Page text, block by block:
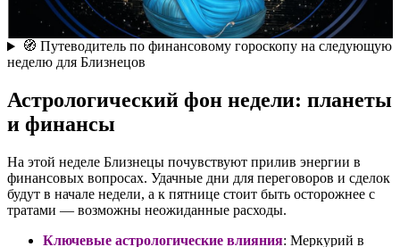
🧭 Путеводитель по финансовому гороскопу на следующую
неделю для Близнецов
Астрологический фон недели: планеты
и финансы
На этой неделе Близнецы почувствуют прилив энергии в
финансовых вопросах. Удачные дни для переговоров и сделок
будут в начале недели, а к пятнице стоит быть осторожнее с
тратами — возможны неожиданные расходы.
Ключевые астрологические влияния: Меркурий в